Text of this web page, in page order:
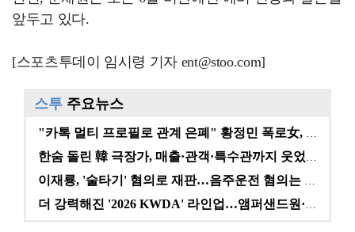
앞두고 있다.
[스포츠투데이 임시령 기자 ent@stoo.com]
스투 주요뉴스
"카톡 멀티 프로필로 관계 은폐" 황정민 폭로女, 문자…
한숨 돌린 韓 극장가, 매출·관객·특수관까지 웃었다 […
이재룡, '술타기' 혐의로 재판…음주운전 혐의는 미적용…
더 강력해진 '2026 KWDA' 라인업…앰퍼샌드원·나…